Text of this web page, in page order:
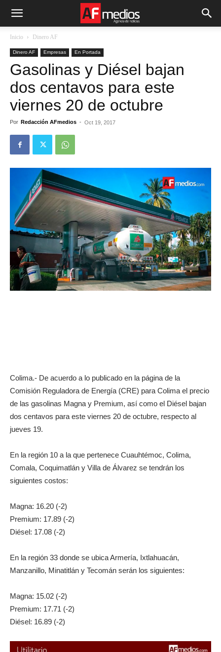
Inicio Dinero AF
Dinero AF Empresas En Portada
Gasolinas y Diésel bajan
dos centavos para este
viernes 20 de octubre
Por Redacción AFmedios - Oct 19, 2017
Colima.- De acuerdo a lo publicado en la página de la
Comisión Reguladora de Energía (CRE) para Colima el precio
de las gasolinas Magna y Premium, así como el Diésel bajan
dos centavos para este viernes 20 de octubre, respecto al
jueves 19.
En la región 10 a la que pertenece Cuauhtémoc, Colima,
Comala, Coquimatlán y Villa de Álvarez se tendrán los
siguientes costos:
Magna: 16.20 (-2)
Premium: 17.89 (-2)
Diésel: 17.08 (-2)
En la región 33 donde se ubica Armería, Ixtlahuacán,
Manzanillo, Minatitlán y Tecomán serán los siguientes:
Magna: 15.02 (-2)
Premium: 17.71 (-2)
Diésel: 16.89 (-2)